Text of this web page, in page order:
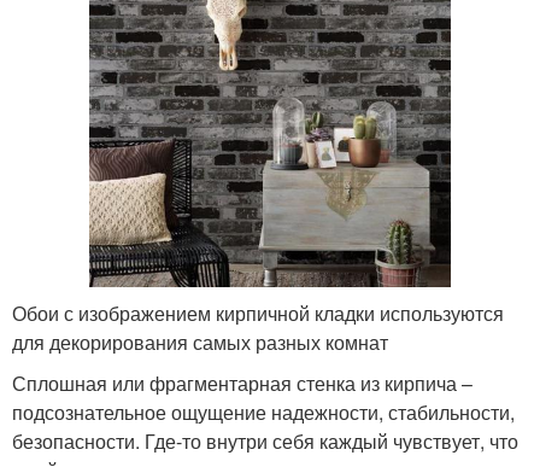
Обои с изображением кирпичной кладки используются
для декорирования самых разных комнат
Сплошная или фрагментарная стенка из кирпича –
подсознательное ощущение надежности, стабильности,
безопасности. Где-то внутри себя каждый чувствует, что